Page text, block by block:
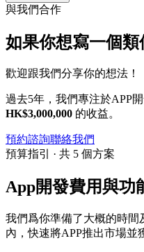
與我們合作
如果你想寫一個類
歡迎跟我們分享你的想法！
過去5年，我們專注於APP
HK$3,000,000 的收益。
預約諮詢聯絡我們
預算指引 · 共 5 個方案
App開發費用與功
我們爲你準備了大概的時間
內，快速將APP推出市場並